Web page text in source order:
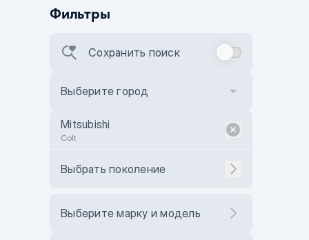
Фильтры
Сохранить поиск
Выберите город
Mitsubishi
Colt
Выбрать поколение
Выберите марку и модель